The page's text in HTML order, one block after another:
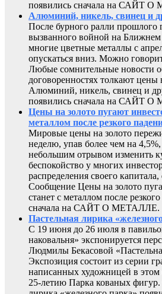
появились сначала на САЙТ
Алюминий, никель, свинец и
После бурного ралли прошлого
вызванного войной на
многие цветные металлы с
опускаться вниз. Можно
Любые сомнительные новости
договоренностях толкают
Алюминий, никель, свинец и
появились сначала на САЙТ
Цены на золото пугают
металлом после резкого
Мировые цены на золото
неделю, упав более чем на
небольшим отрывом изменить
беспокойство у многих
распределения своего
Сообщение Цены на золото
станет с металлом после
сначала на САЙТ О МЕТАЛЛЕ.
Пастельная лирика
С 19 июня до 26 июля в
наковальня» экспонируется
Людмилы Бекасовой
Экспозиция состоит из серии
написанных художницей в этом
25-летию Парка кованых